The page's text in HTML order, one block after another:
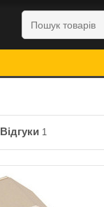
Відгуки 1